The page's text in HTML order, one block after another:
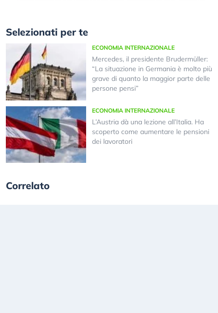
Selezionati per te
ECONOMIA INTERNAZIONALE
Mercedes, il presidente Brudermüller:
“La situazione in Germania è molto più
grave di quanto la maggior parte delle
persone pensi”
ECONOMIA INTERNAZIONALE
L’Austria dà una lezione all’Italia. Ha
scoperto come aumentare le pensioni
dei lavoratori
Correlato